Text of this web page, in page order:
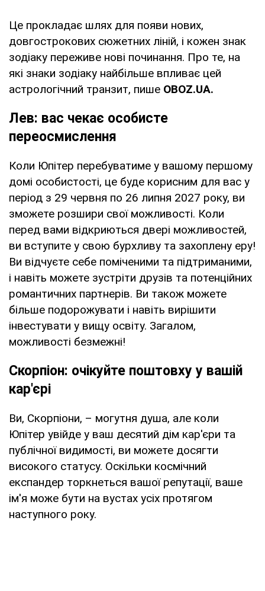
Це прокладає шлях для появи нових,
довгострокових сюжетних ліній, і кожен знак
зодіаку переживе нові починання. Про те, на
які знаки зодіаку найбільше впливає цей
астрологічний транзит, пише OBOZ.UA.
Лев: вас чекає особисте
переосмислення
Коли Юпітер перебуватиме у вашому першому
домі особистості, це буде корисним для вас у
період з 29 червня по 26 липня 2027 року, ви
зможете розшири свої можливості. Коли
перед вами відкриються двері можливостей,
ви вступите у свою бурхливу та захоплену еру!
Ви відчуєте себе поміченими та підтриманими,
і навіть можете зустріти друзів та потенційних
романтичних партнерів. Ви також можете
більше подорожувати і навіть вирішити
інвестувати у вищу освіту. Загалом,
можливості безмежні!
Скорпіон: очікуйте поштовху у вашій
кар'єрі
Ви, Скорпіони, – могутня душа, але коли
Юпітер увійде у ваш десятий дім кар'єри та
публічної видимості, ви можете досягти
високого статусу. Оскільки космічний
експандер торкнеться вашої репутації, ваше
ім'я може бути на вустах усіх протягом
наступного року.